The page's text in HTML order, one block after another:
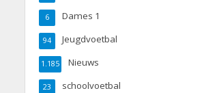
Dames 1
6
Jeugdvoetbal
94
Nieuws
1.185
schoolvoetbal
23